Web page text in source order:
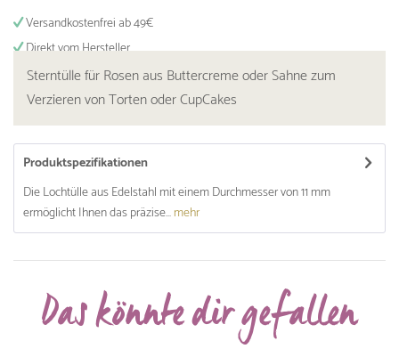
Sterntülle für Rosen aus Buttercreme oder Sahne zum
Verzieren von Torten oder CupCakes
Versandkostenfrei ab 49€
Direkt vom Hersteller
Produktspezifikationen
Die Lochtülle aus Edelstahl mit einem Durchmesser von 11 mm
ermöglicht Ihnen das präzise...mehr
Das könnte dir gefallen